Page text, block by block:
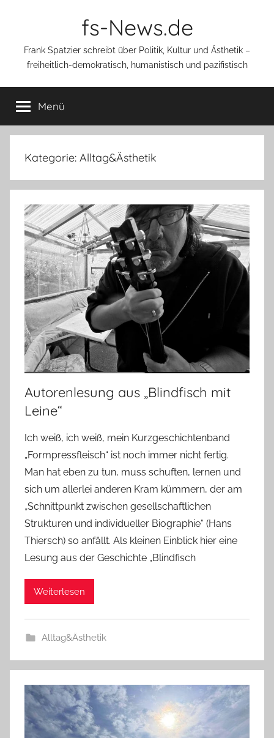
fs-News.de
Frank Spatzier schreibt über Politik, Kultur und Ästhetik –
freiheitlich-demokratisch, humanistisch und pazifistisch
Menü
Kategorie: Alltag&Ästhetik
Autorenlesung aus „Blindfisch mit
Leine“
Ich weiß, ich weiß, mein Kurzgeschichtenband
„Formpressfleisch“ ist noch immer nicht fertig.
Man hat eben zu tun, muss schuften, lernen und
sich um allerlei anderen Kram kümmern, der am
„Schnittpunkt zwischen gesellschaftlichen
Strukturen und individueller Biographie“ (Hans
Thiersch) so anfällt. Als kleinen Einblick hier eine
Lesung aus der Geschichte „Blindfisch
Weiterlesen
Alltag&Ästhetik